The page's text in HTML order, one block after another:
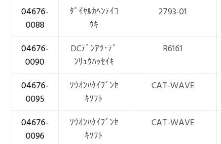
04676-
0088
ﾀﾞｲﾔﾙｶﾍﾝﾃｲｺ
ｳｷ
2793-01
04676-
0090
DCﾃﾞﾝｱﾂ･ﾃﾞ
ﾝﾘｭｳﾊｯｾｲｷ
R6161
04676-
0095
ｿｳｵﾝﾊｹｲﾌﾞﾝｾ
ｷｿﾌﾄ
CAT-WAVE
04676-
0096
ｿｳｵﾝﾊｹｲﾌﾞﾝｾ
ｷｿﾌﾄ
CAT-WAVE